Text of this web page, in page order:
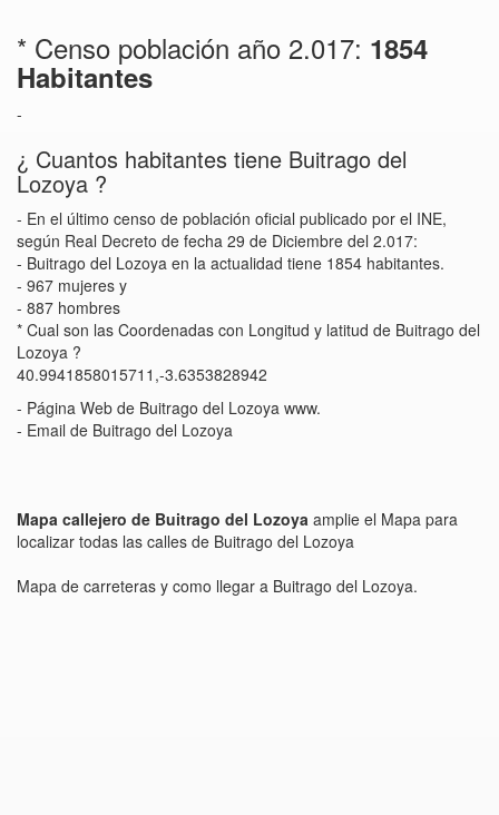
* Censo población año 2.017: 1854
Habitantes
-
¿ Cuantos habitantes tiene Buitrago del
Lozoya ?
- En el último censo de población oficial publicado por el INE,
según Real Decreto de fecha 29 de Diciembre del 2.017:
- Buitrago del Lozoya en la actualidad tiene 1854 habitantes.
- 967 mujeres y
- 887 hombres
* Cual son las Coordenadas con Longitud y latitud de Buitrago del
Lozoya ?
40.9941858015711,-3.6353828942
- Página Web de Buitrago del Lozoya www.
- Email de Buitrago del Lozoya
Mapa callejero de Buitrago del Lozoya amplie el Mapa para
localizar todas las calles de Buitrago del Lozoya
Mapa de carreteras y como llegar a Buitrago del Lozoya.